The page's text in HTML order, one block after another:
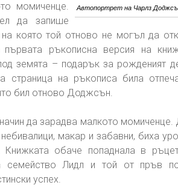
Автопортрет на Чарлз
момиченце.
да запише
която той отново не могъл да
ръкописна версия на
земята – подарък за рожденият
страница на ръкописа била
бил отново Доджсън.
да зарадва малкото момиченце.
макар и забавни, биха
Книжката обаче попаднала в
семейство Лидл и той от пръв
успех.